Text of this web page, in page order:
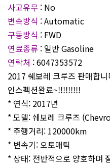
사고유무 : No
변속방식 : Automatic
구동방식 : FWD
연료종류 : 일반 Gasoline
연락처 : 6047353572
2017 쉐보레 크루즈 판매합
인스펙션완료~!!!!!!!!!
* 연식: 2017년
* 모델: 쉐보레 크루즈
* 주행거리: 120000km
* 변속기: 오토매틱
* 상태: 전반적으로 양호하며